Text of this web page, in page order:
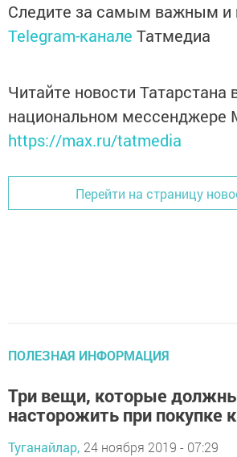
Следите за самым важным и
Telegram-канале Татмедиа
Читайте новости Татарстана
национальном мессенджере
https://max.ru/tatmedia
Перейти на страницу
ПОЛЕЗНАЯ ИНФОРМАЦИЯ
Три вещи, которые
насторожить при покупке
Туганайлар, 24 ноября 2019 - 07:29